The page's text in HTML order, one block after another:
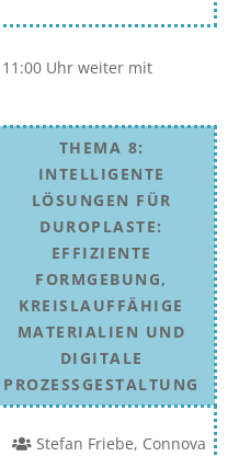
Uhr weiter mit
THEMA 8:
INTELLIGENTE
LÖSUNGEN FÜR
DUROPLASTE:
EFFIZIENTE
FORMGEBUNG,
KREISLAUFFÄHIGE
MATERIALIEN UND
DIGITALE
PROZESSGESTALTUNG
Stefan Friebe, Connova